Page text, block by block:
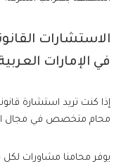
الاستشارات
في الإمارات
إذا كنت تريد استشارة
محام متخصص في مجال
يوفر محامنا مشاورات